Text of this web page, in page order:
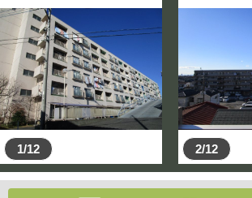
1/12 2/12